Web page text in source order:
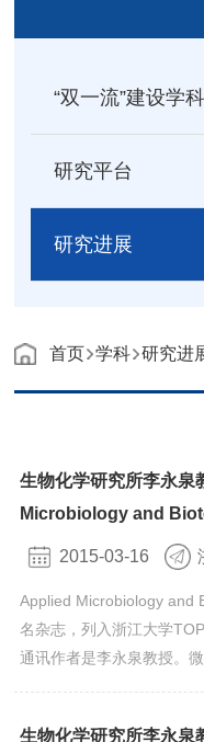
“双一流”建设学科
研究平台
研究进展
首页 学科 研究进
生物化学研究所李永泉
Microbiology and
2015-03-16
Applied Microbiology and
名杂志，列入浙江大学
通讯作者是李永泉教授。
生物化学研究所李永泉